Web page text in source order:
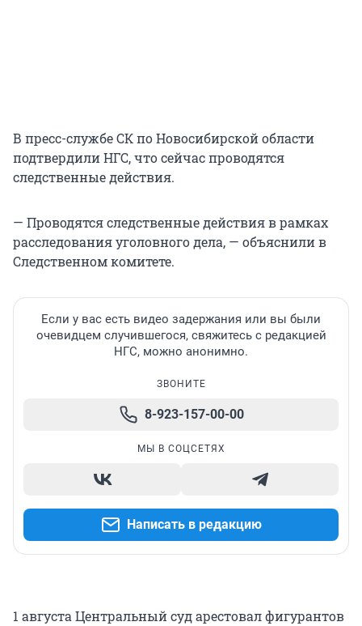
В пресс-службе СК по Новосибирской области
подтвердили НГС, что сейчас проводятся
следственные действия.
— Проводятся следственные действия в рамках
расследования уголовного дела, — объяснили в
Следственном комитете.
Если у вас есть видео задержания или вы были
очевидцем случившегося, свяжитесь с редакцией
НГС, можно анонимно.
ЗВОНИТЕ
8-923-157-00-00
МЫ В СОЦСЕТЯХ
Написать в редакцию
1 августа Центральный суд арестовал фигурантов